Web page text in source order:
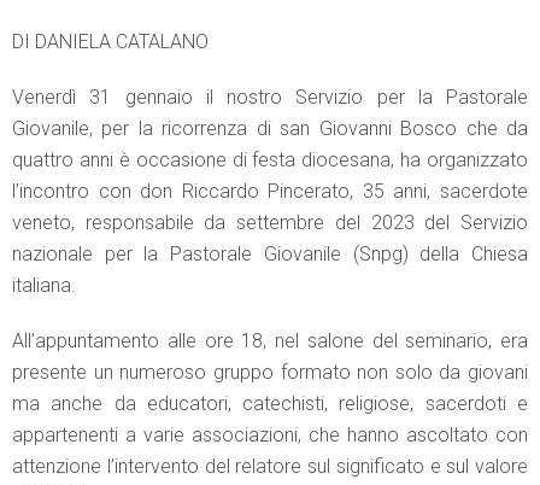
DI DANIELA CATALANO
Venerdì 31 gennaio il nostro Servizio per la Pastorale
Giovanile, per la ricorrenza di san Giovanni Bosco che da
quattro anni è occasione di festa diocesana, ha organizzato
l’incontro con don Riccardo Pincerato, 35 anni, sacerdote
veneto, responsabile da settembre del 2023 del Servizio
nazionale per la Pastorale Giovanile (Snpg) della Chiesa
italiana.
All’appuntamento alle ore 18, nel salone del seminario, era
presente un numeroso gruppo formato non solo da giovani
ma anche da educatori, catechisti, religiose, sacerdoti e
appartenenti a varie associazioni, che hanno ascoltato con
attenzione l’intervento del relatore sul significato e sul valore